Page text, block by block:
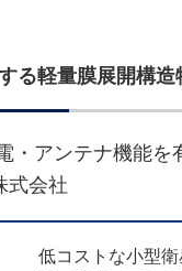
証４号
る軽量膜展開構
・アンテナ機能
式会社
低コストな小型